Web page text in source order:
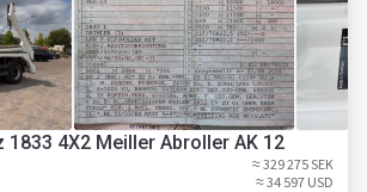
1833 4X2 Meiller Abroller AK 12
≈ 329 275 SEK
≈ 34 597 USD